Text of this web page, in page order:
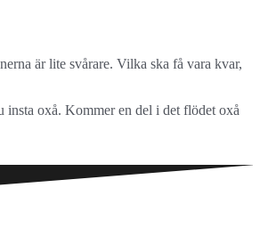
är lite svårare. Vilka ska få vara kvar,
insta oxå. Kommer en del i det flödet oxå